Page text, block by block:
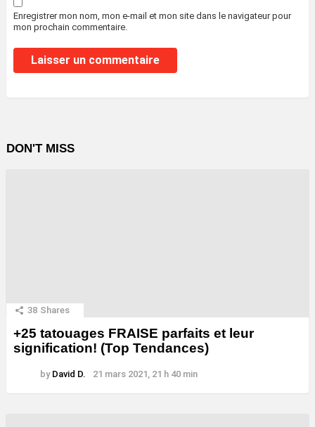
Enregistrer mon nom, mon e-mail et mon site dans le navigateur pour
mon prochain commentaire.
DON'T MISS
38 Shares
+25 tatouages ​​FRAISE parfaits et leur
signification! (Top Tendances)
by David D. 21 mars 2021, 21 h 40 min